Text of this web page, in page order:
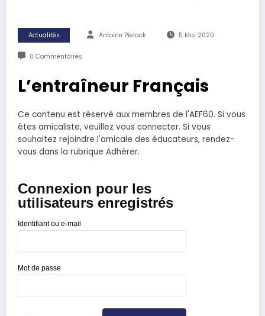
Actualités Antoine Pielack 5 Mai 2020
0 Commentaires
L’entraîneur Français
Ce contenu est réservé aux membres de l'AEF60. Si vous
êtes amicaliste, veuillez vous connecter. Si vous
souhaitez rejoindre l'amicale des éducateurs, rendez-
vous dans la rubrique Adhérer.
Connexion pour les
utilisateurs enregistrés
Identifiant ou e-mail
Mot de passe